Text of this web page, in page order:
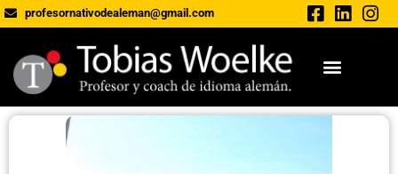
profesornativodealeman@gmail.com